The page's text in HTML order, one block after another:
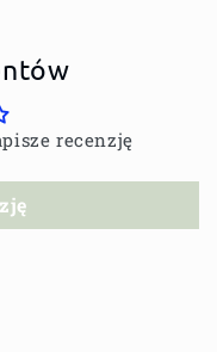
recenzję